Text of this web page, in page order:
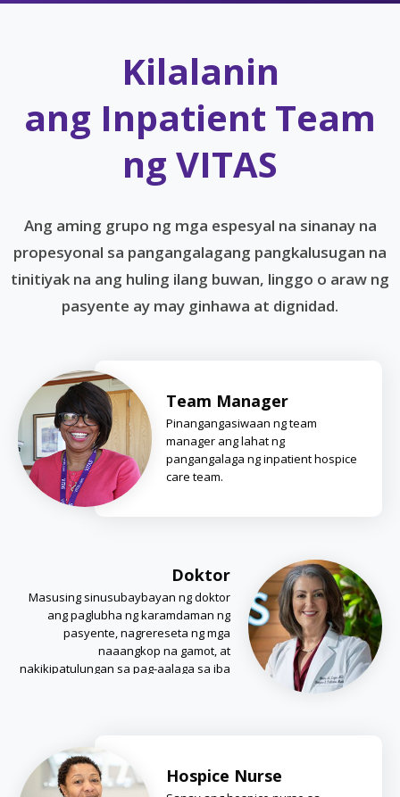
Kilalanin
ang Inpatient Team
ng VITAS
Ang aming grupo ng mga espesyal na sinanay na
propesyonal sa pangangalagang pangkalusugan na
tinitiyak na ang huling ilang buwan, linggo o araw ng
pasyente ay may ginhawa at dignidad.
Team Manager
Pinangangasiwaan ng team
manager ang lahat ng
pangangalaga ng inpatient hospice
care team.
Doktor
Masusing sinusubaybayan ng doktor
ang paglubha ng karamdaman ng
pasyente, nagrereseta ng mga
naaangkop na gamot, at
nakikipatulungan sa pag-aalaga sa iba
Hospice Nurse